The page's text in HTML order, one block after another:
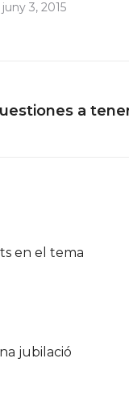
juny 3, 2015
a
en el tema
jubilació